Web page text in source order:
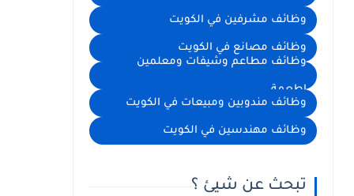
وظائف مشرفين في الكويت
وظائف مصانع في الكويت
وظائف مطاعم وشيفات ومعلمين
اطعمة
وظائف مندوبين ومبيعات في الكويت
وظائف مهندسين في الكويت
تبحث عن شيئ ؟